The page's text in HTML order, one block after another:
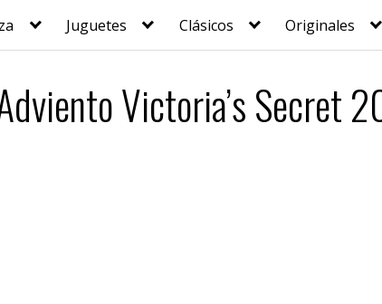
Juguetes Clásicos Originales
Victoria’s Secret